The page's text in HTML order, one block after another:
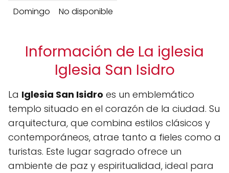
Domingo
No disponible
Información de La iglesia
Iglesia San Isidro
La Iglesia San Isidro es un emblemático
templo situado en el corazón de la ciudad. Su
arquitectura, que combina estilos clásicos y
contemporáneos, atrae tanto a fieles como a
turistas. Este lugar sagrado ofrece un
ambiente de paz y espiritualidad, ideal para